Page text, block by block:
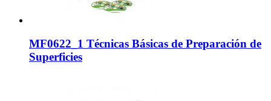
MF0622_1 Técnicas Básicas de Preparación de
Superficies